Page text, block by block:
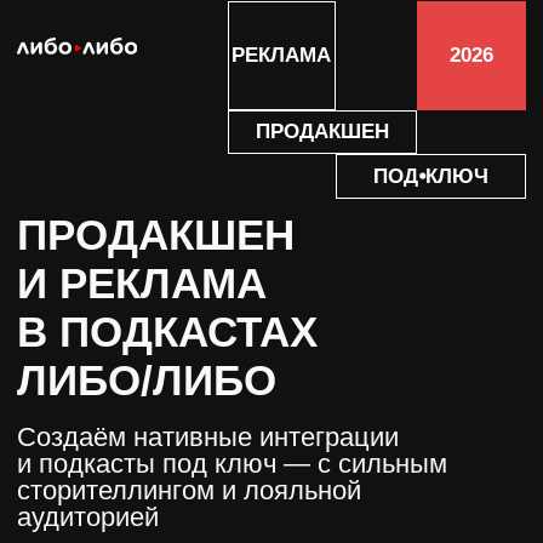
и подкасты под ключ — с сильным
сторителлингом и лояльной
аудиторией
В ПОДКАСТАХ
ЛИБО/ЛИБО
ОСТАВИТЬ ЗАПРОС
ПОД⦁КЛЮЧ